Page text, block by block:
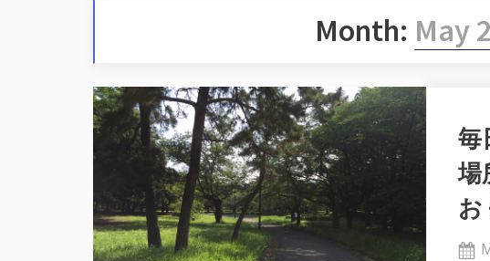
Month: May
毎
場
お